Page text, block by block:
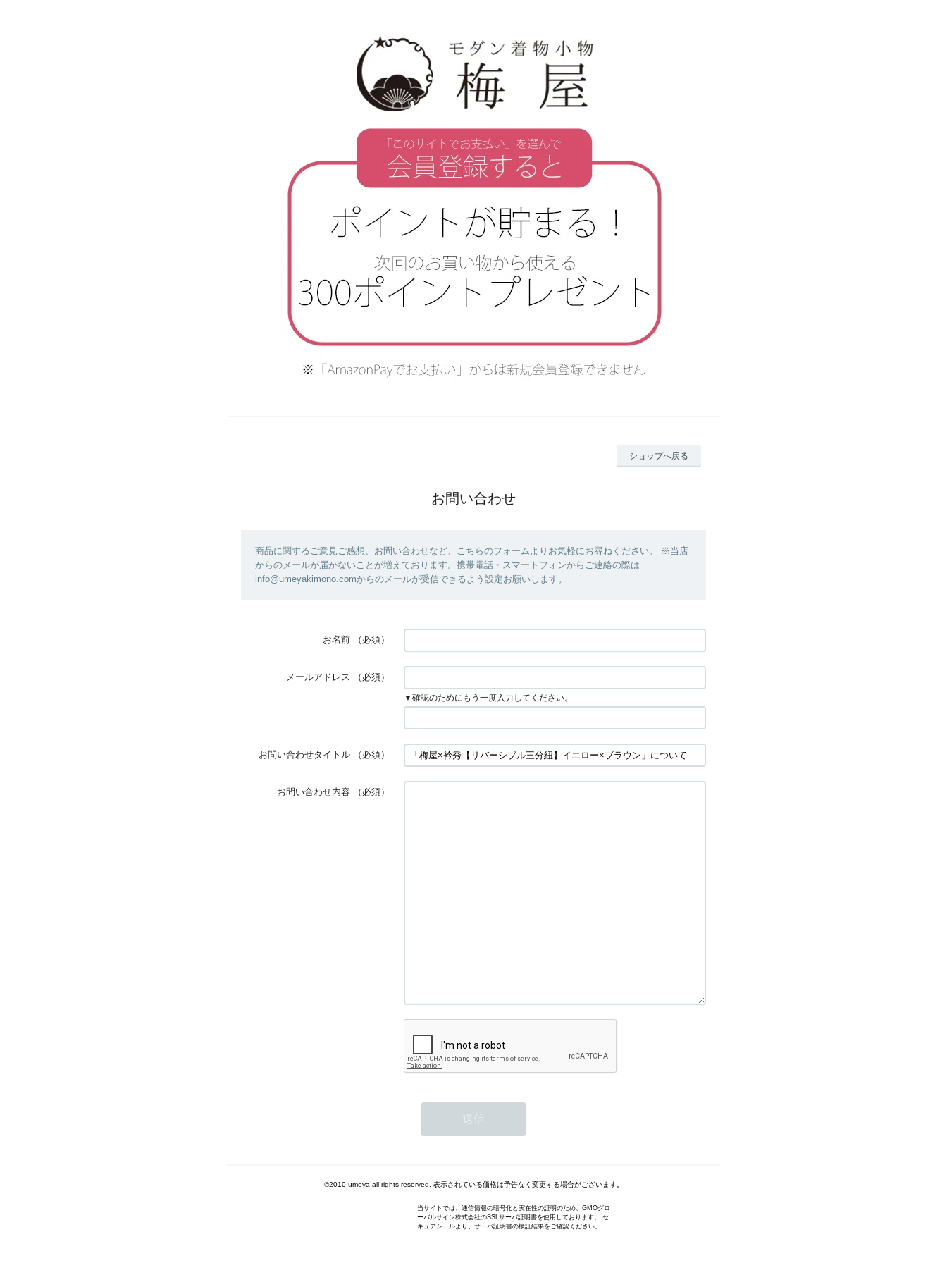
ショップへ戻る
お問い合わせ
商品に関するご意見ご感想、お問い合わせなど、こちらのフォームよりお気軽にお尋ねください。 ※当店
からのメールが届かないことが増えております。携帯電話・スマートフォンからご連絡の際は
info@umeyakimono.comからのメールが受信できるよう設定お願いします。
お名前 （必須）
メールアドレス （必須）
▼確認のためにもう一度入力してください。
お問い合わせタイトル （必須）
お問い合わせ内容 （必須）
©2010 umeya all rights reserved. 表示されている価格は予告なく変更する場合がございます。
当サイトでは、通信情報の暗号化と実在性の証明のため、GMOグロ
ーバルサイン株式会社のSSLサーバ証明書を使用しております。 セ
キュアシールより、サーバ証明書の検証結果をご確認ください。